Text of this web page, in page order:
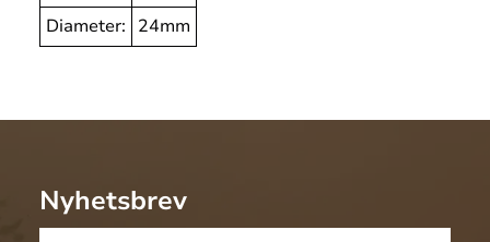
Diameter: 24mm
Nyhetsbrev